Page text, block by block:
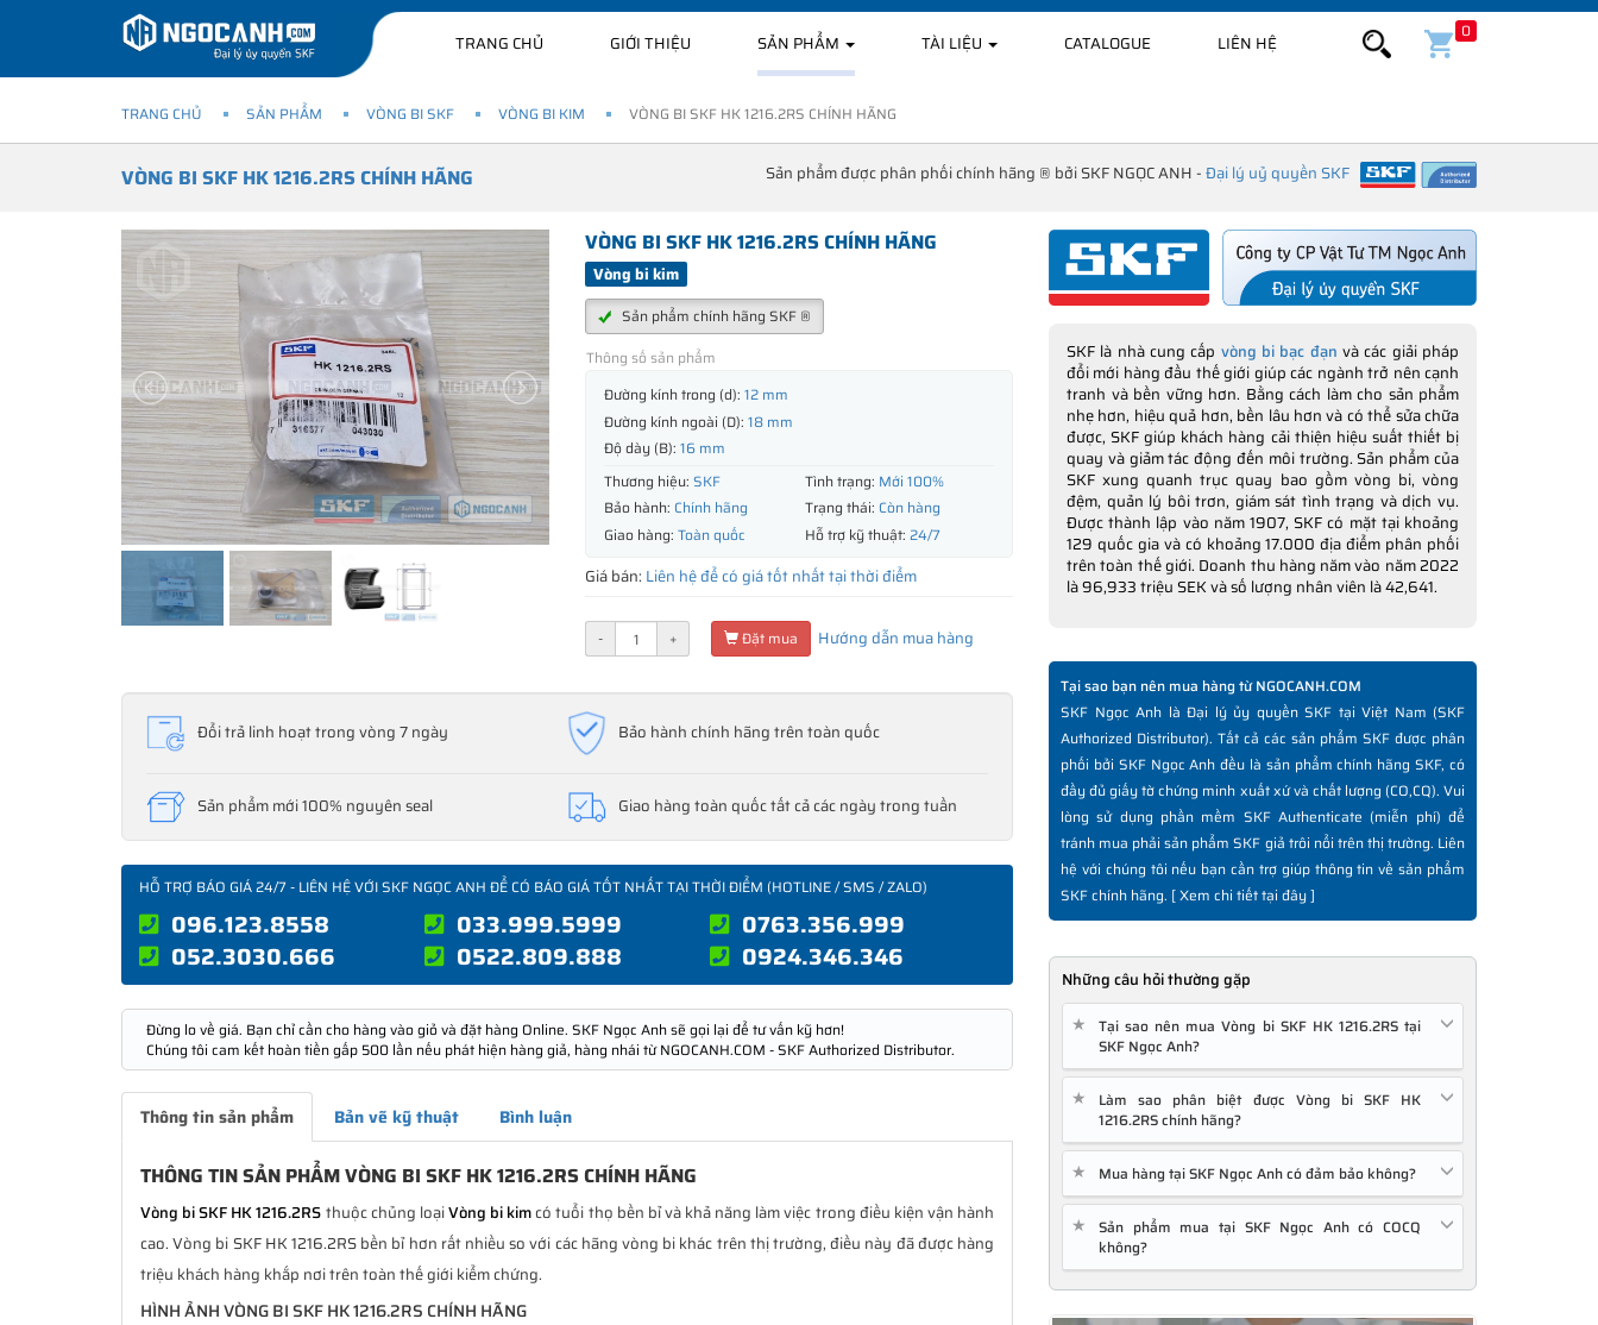
TRANG CHỦ GIỚI THIỆU SẢN PHẨM TÀI LIỆU CATALOGUE LIÊN HỆ
0
TRANG CHỦ SẢN PHẨM VÒNG BI SKF VÒNG BI KIM VÒNG BI SKF HK 1216.2RS CHÍNH HÃNG
VÒNG BI SKF HK 1216.2RS CHÍNH HÃNG Sản phẩm được phân phối chính hãng ® bởi SKF NGỌC ANH -Đại lý uỷ quyền SKF
VÒNG BI SKF HK 1216.2RS CHÍNH HÃNG
Vòng bi kim
Sản phẩm chính hãng SKF ®
Thông số sản phẩm
Đường kính trong (d): 12 mm
Đường kính ngoài (D): 18 mm
Độ dày (B): 16 mm
Thương hiệu: SKF Tình trạng: Mới 100%
Bảo hành: Chính hãng Trạng thái: Còn hàng
Giao hàng: Toàn quốc Hỗ trợ kỹ thuật: 24/7
Giá bán: Liên hệ để có giá tốt nhất tại thời điểm
- + Đặt mua Hướng dẫn mua hàng
Đổi trả linh hoạt trong vòng 7 ngày Bảo hành chính hãng trên toàn quốc
Sản phẩm mới 100% nguyên seal Giao hàng toàn quốc tất cả các ngày trong tuần
HỖ TRỢ BÁO GIÁ 24/7 - LIÊN HỆ VỚI SKF NGỌC ANH ĐỂ CÓ BÁO GIÁ TỐT NHẤT TẠI THỜI ĐIỂM (HOTLINE / SMS / ZALO)
096.123.8558 033.999.5999
0763.356.999
052.3030.666
0522.809.888 0924.346.346
Đừng lo về giá. Bạn chỉ cần cho hàng vào giỏ và đặt hàng Online. SKF Ngọc Anh sẽ gọi lại để tư vấn kỹ hơn!
Chúng tôi cam kết hoàn tiền gấp 500 lần nếu phát hiện hàng giả, hàng nhái từ NGOCANH.COM - SKF Authorized Distributor.
Thông tin sản phẩm Bản vẽ kỹ thuật Bình luận
THÔNG TIN SẢN PHẨM VÒNG BI SKF HK 1216.2RS CHÍNH HÃNG
Vòng bi SKF HK 1216.2RSthuộc chủng loạiVòng bi kimcó tuổi thọ bền bỉ và khả năng làm việc trong điều kiện vận hành
cao. Vòng bi SKF HK 1216.2RS bền bỉ hơn rất nhiều so với các hãng vòng bi khác trên thị trường, điều này đã được hàng
triệu khách hàng khắp nơi trên toàn thế giới kiểm chứng.
HÌNH ẢNH VÒNG BI SKF HK 1216.2RS CHÍNH HÃNG
SKF là nhà cung cấp vòng bi bạc đạn và các giải pháp
đổi mới hàng đầu thế giới giúp các ngành trở nên cạnh
tranh và bền vững hơn. Bằng cách làm cho sản phẩm
nhẹ hơn, hiệu quả hơn, bền lâu hơn và có thể sửa chữa
được, SKF giúp khách hàng cải thiện hiệu suất thiết bị
quay và giảm tác động đến môi trường. Sản phẩm của
SKF xung quanh trục quay bao gồm vòng bi, vòng
đệm, quản lý bôi trơn, giám sát tình trạng và dịch vụ.
Được thành lập vào năm 1907, SKF có mặt tại khoảng
129 quốc gia và có khoảng 17.000 địa điểm phân phối
trên toàn thế giới. Doanh thu hàng năm vào năm 2022
là 96,933 triệu SEK và số lượng nhân viên là 42,641.
Tại sao bạn nên mua hàng từ NGOCANH.COM
SKF Ngọc Anh là Đại lý ủy quyền SKF tại Việt Nam (SKF
Authorized Distributor). Tất cả các sản phẩm SKF được phân
phối bởi SKF Ngọc Anh đều là sản phẩm chính hãng SKF, có
đầy đủ giấy tờ chứng minh xuất xứ và chất lượng (CO,CQ). Vui
lòng sử dụng phần mềm SKF Authenticate (miễn phí) để
tránh mua phải sản phẩm SKF giả trôi nổi trên thị trường. Liên
hệ với chúng tôi nếu bạn cần trợ giúp thông tin về sản phẩm
SKF chính hãng. [Xem chi tiết tại đây]
Những câu hỏi thường gặp
★
Tại sao nên mua Vòng bi SKF HK 1216.2RS tại
SKF Ngọc Anh?
★
Làm sao phân biệt được Vòng bi SKF HK
1216.2RS chính hãng?
★ Mua hàng tại SKF Ngọc Anh có đảm bảo không?
★
Sản phẩm mua tại SKF Ngọc Anh có COCQ
không?